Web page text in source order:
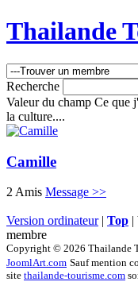
Thailande
Recherche
Valeur du champ Ce que
la culture....
Camille
2 Amis Message >>
Version ordinateur| Top |
membre
Copyright © 2026 Thailande
JoomlArt.com Sauf mention
site thailande-tourisme.com